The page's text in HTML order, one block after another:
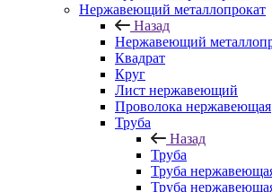
Нержавеющий металлопрокат
Назад
Нержавеющий
Квадрат
Круг
Лист нержавеющий
Проволока нержавеющая
Труба
Назад
Труба
Труба
Труба